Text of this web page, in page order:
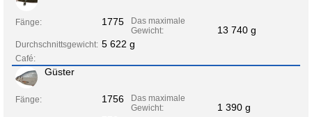
Fänge: 1775
Das maximale
Gewicht:
13 740 g
Durchschnittsgewicht: 5 622 g
Café:
Güster
Fänge: 1756
Das maximale
Gewicht:
1 390 g